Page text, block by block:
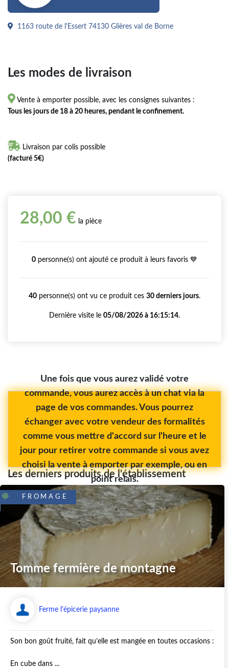
1163 route de l'Essert 74130 Glières val de Borne
Les modes de livraison
 Vente à emporter possible, avec les consignes suivantes :
Tous les jours de 18 à 20 heures, pendant le confinement.
 Livraison par colis possible
(facturé 5€)
28,00 € la pièce
0 personne(s) ont ajouté ce produit à leurs favoris 💙
40 personne(s) ont vu ce produit ces 30 derniers jours.
Dernière visite le 05/08/2026 à 16:15:14.
Une fois que vous aurez validé votre
commande, vous aurez accès à un chat via la
page de vos commandes. Vous pourrez
échanger avec votre vendeur des formalités
comme vous mettre d'accord sur l'heure et le
jour pour retirer votre commande si vous avez
choisi la vente à emporter par exemple, ou en
point relais.
Les derniers produits de l'établissement
FROMAGE
Tomme fermière de montagne
Ferme l'épicerie paysanne
Son bon goût fruité, fait qu’elle est mangée en toutes occasions :
En cube dans ...